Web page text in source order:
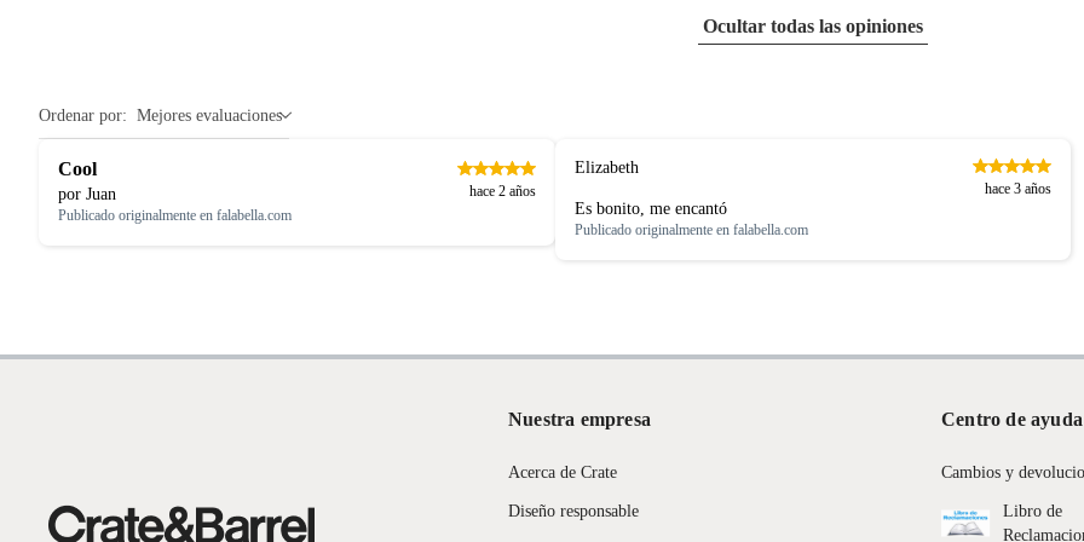
Ocultar todas las opiniones
Ordenar por: Mejores evaluaciones
Cool
por Juan
hace 2 años
Publicado originalmente en falabella.com
Elizabeth
hace 3 años
Es bonito, me encantó
Publicado originalmente en falabella.com
Nuestra empresa
Acerca de Crate
Diseño responsable
Centro de ayuda
Cambios y
Libro de